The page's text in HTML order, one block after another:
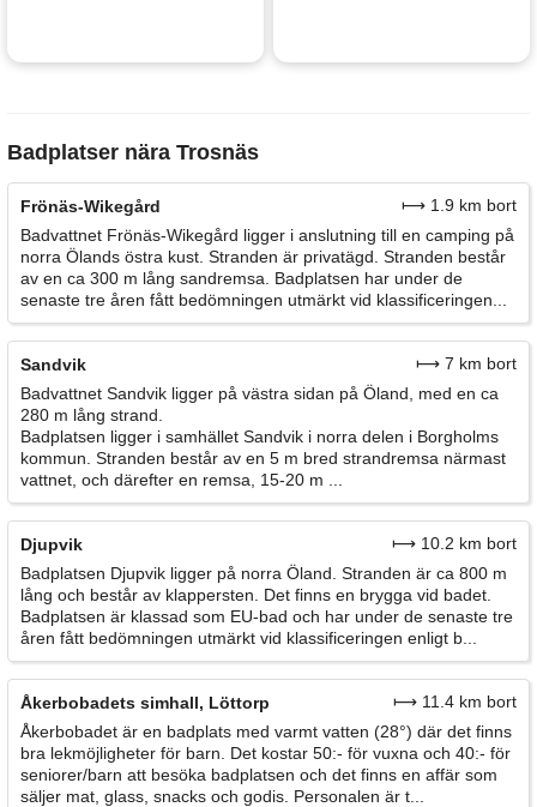
Badplatser nära Trosnäs
Frönäs-Wikegård
⟼ 1.9 km bort
Badvattnet Frönäs-Wikegård ligger i anslutning till en camping på
norra Ölands östra kust. Stranden är privatägd. Stranden består
av en ca 300 m lång sandremsa. Badplatsen har under de
senaste tre åren fått bedömningen utmärkt vid klassificeringen...
Sandvik
⟼ 7 km bort
Badvattnet Sandvik ligger på västra sidan på Öland, med en ca
280 m lång strand.
Badplatsen ligger i samhället Sandvik i norra delen i Borgholms
kommun. Stranden består av en 5 m bred strandremsa närmast
vattnet, och därefter en remsa, 15-20 m ...
Djupvik
⟼ 10.2 km bort
Badplatsen Djupvik ligger på norra Öland. Stranden är ca 800 m
lång och består av klappersten. Det finns en brygga vid badet.
Badplatsen är klassad som EU-bad och har under de senaste tre
åren fått bedömningen utmärkt vid klassificeringen enligt b...
Åkerbobadets simhall, Löttorp
⟼ 11.4 km bort
Åkerbobadet är en badplats med varmt vatten (28°) där det finns
bra lekmöjligheter för barn. Det kostar 50:- för vuxna och 40:- för
seniorer/barn att besöka badplatsen och det finns en affär som
säljer mat, glass, snacks och godis. Personalen är t...